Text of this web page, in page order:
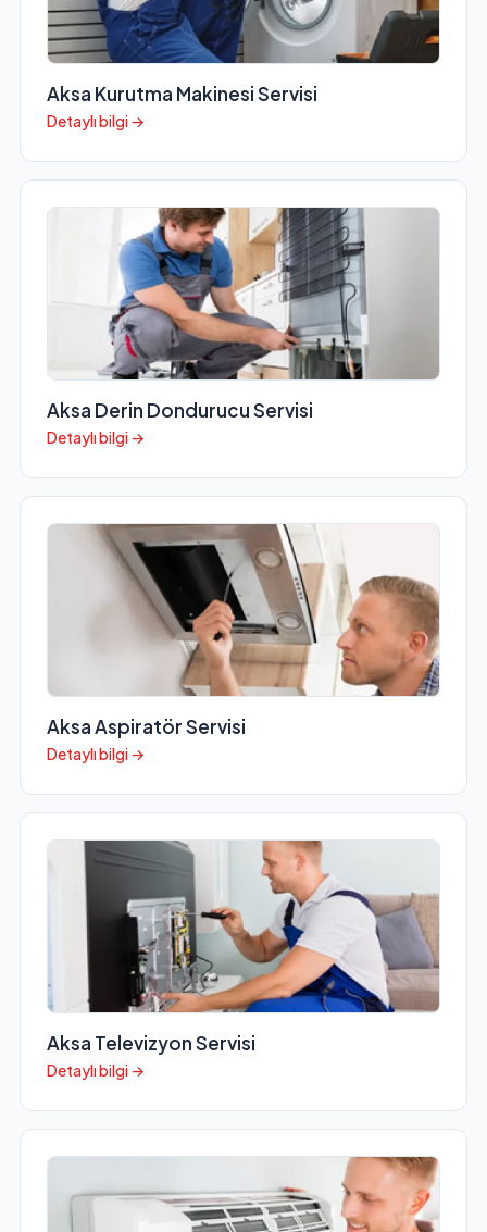
Aksa Kurutma Makinesi Servisi
Detaylı bilgi →
Aksa Derin Dondurucu Servisi
Detaylı bilgi →
Aksa Aspiratör Servisi
Detaylı bilgi →
Aksa Televizyon Servisi
Detaylı bilgi →